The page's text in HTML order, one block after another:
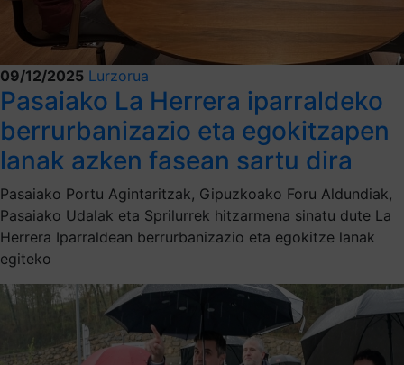
09/12/2025 Lurzorua
Pasaiako La Herrera iparraldeko
berrurbanizazio eta egokitzapen
lanak azken fasean sartu dira
Pasaiako Portu Agintaritzak, Gipuzkoako Foru Aldundiak,
Pasaiako Udalak eta Sprilurrek hitzarmena sinatu dute La
Herrera Iparraldean berrurbanizazio eta egokitze lanak
egiteko